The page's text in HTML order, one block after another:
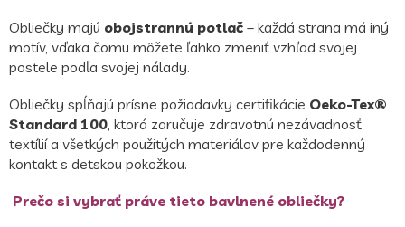
Obliečky majú obojstrannú potlač – každá strana má iný
motív, vďaka čomu môžete ľahko zmeniť vzhľad svojej
postele podľa svojej nálady.
Obliečky spĺňajú prísne požiadavky certifikácie Oeko-Tex®
Standard 100 , ktorá zaručuje zdravotnú nezávadnosť
textílií a všetkých použitých materiálov pre každodenný
kontakt s detskou pokožkou.
Prečo si vybrať práve tieto bavlnené obliečky?